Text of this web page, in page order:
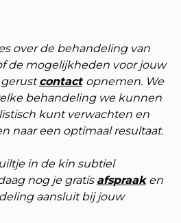
over de behandeling van
de mogelijkheden voor jouw
contact opnemen. We
behandeling we kunnen
kunt verwachten en
naar een optimaal resultaat.
in de kin subtiel
nog je gratis afspraaken
aansluit bij jouw